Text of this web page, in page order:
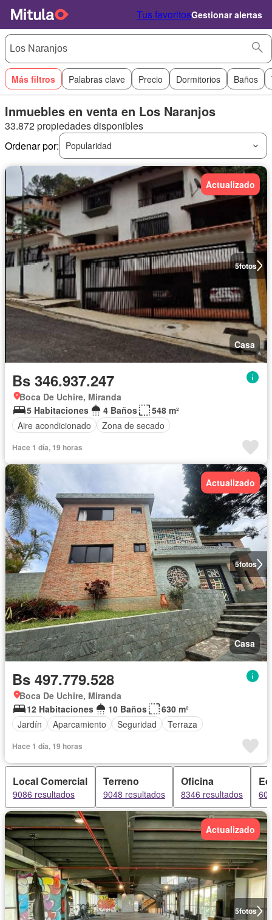
Tus favoritosGestionar alertas
Más filtros Palabras clave Precio Dormitorios Baños
Inmuebles en venta en Los Naranjos
33.872 propiedades disponibles
Ordenar por:
Popularidad
5fotos
Actualizado
Casa
Bs 346.937.247
Boca De Uchire, Miranda
5 Habitaciones
4 Baños
548 m²
Aire acondicionado
Zona de secado
Hace 1 día, 19 horas
5fotos
Actualizado
Casa
Bs 497.779.528
Boca De Uchire, Miranda
12 Habitaciones
10 Baños
630 m²
Jardín
Aparcamiento Seguridad Terraza
Hace 1 día, 19 horas
Local Comercial
9086 resultados
Terreno
9048 resultados
Oficina
8346 resultados
5fotos
Actualizado